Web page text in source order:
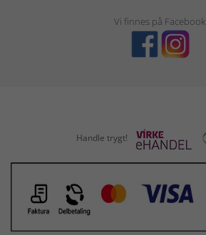
Vi finnes på Facebook
Handle trygt!